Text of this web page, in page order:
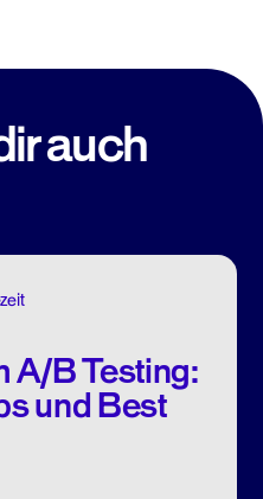
auch
A/B Testing:
und Best